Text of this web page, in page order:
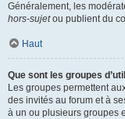
Généralement, les
hors-sujetou publient du
Haut
Que sont les groupes
Les groupes permettent
des invités au forum et à
à un ou plusieurs groupes